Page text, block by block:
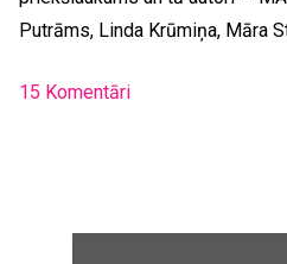
Putrāms, Linda Krūmiņa, Māra
15 Komentāri